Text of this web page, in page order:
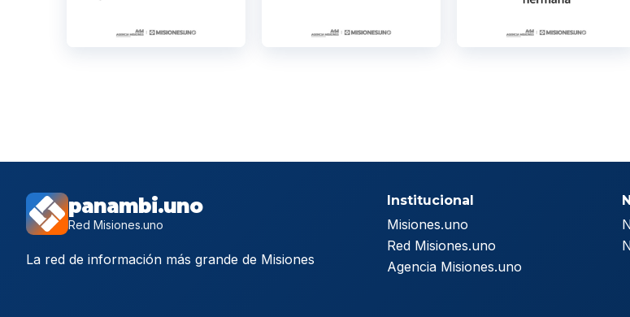
panambi.uno
Red Misiones.uno
La red de información más grande de Misiones
Institucional
Misiones.uno
Red Misiones.uno
Agencia Misiones.uno